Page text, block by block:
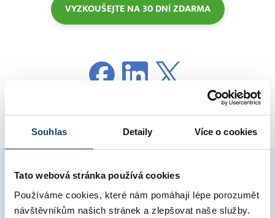
Souhlas Detaily Více o cookies
Tato webová stránka používá cookies
Používáme cookies, které nám pomáhají lépe porozumět
návštěvníkům našich stránek a zlepšovat naše služby.
VYZKOUŠEJTE NA 30 DNÍ ZDARMA
Související články